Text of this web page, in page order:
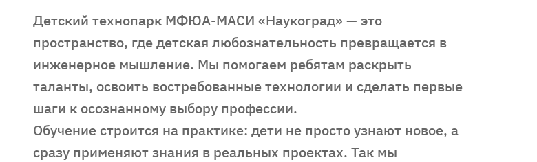
Детский технопарк МФЮА-МАСИ «Наукоград» — это
пространство, где детская любознательность превращается в
инженерное мышление. Мы помогаем ребятам раскрыть
таланты, освоить востребованные технологии и сделать первые
шаги к осознанному выбору профессии.
Обучение строится на практике: дети не просто узнают новое, а
сразу применяют знания в реальных проектах. Так мы